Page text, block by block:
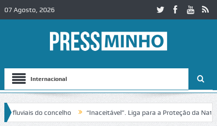
07 Agosto, 2026
Internacional
concelho “Inaceitável”. Liga para a Proteção da Natureza